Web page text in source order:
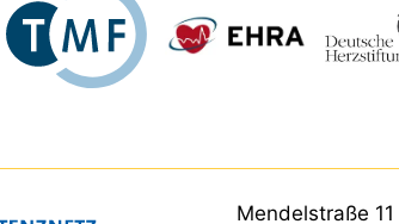
Mendelstraße 11